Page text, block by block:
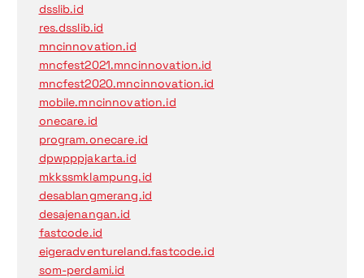
dsslib.id
res.dsslib.id
mncinnovation.id
mncfest2021.mncinnovation.id
mncfest2020.mncinnovation.id
mobile.mncinnovation.id
onecare.id
program.onecare.id
dpwpppjakarta.id
mkkssmklampung.id
desablangmerang.id
desajenangan.id
fastcode.id
eigeradventureland.fastcode.id
som-perdami.id